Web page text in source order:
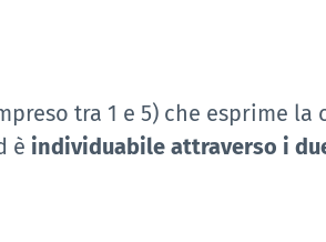
tra 1 e 5) che esprime
è individuabile attraverso i